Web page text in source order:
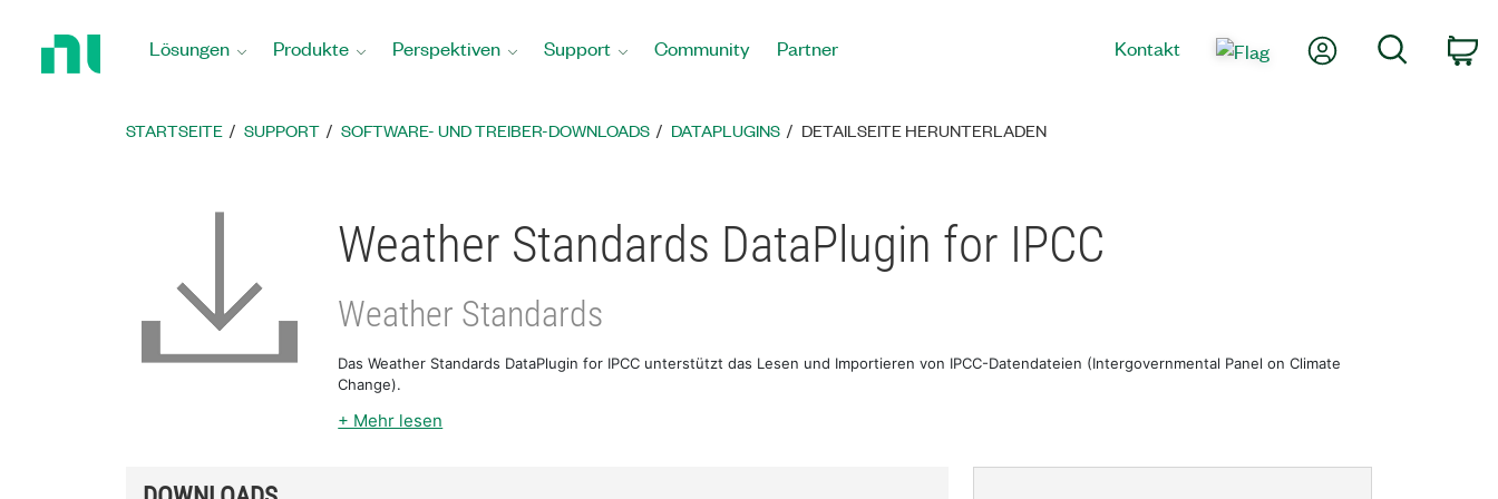
Startseite
Lösungen Produkte Perspektiven Support Community Partner Kontakt Mein KontoSuche
STARTSEITE SUPPORT SOFTWARE- UND TREIBER-DOWNLOADS DATAPLUGINS DETAILSEITE HERUNTERLADEN
Weather Standards DataPlugin for IPCC
Weather Standards
Das Weather Standards DataPlugin for IPCC unterstützt das Lesen und Importieren von IPCC-Datendateien (Intergovernmental Panel on Climate
Change).
+ Mehr lesen